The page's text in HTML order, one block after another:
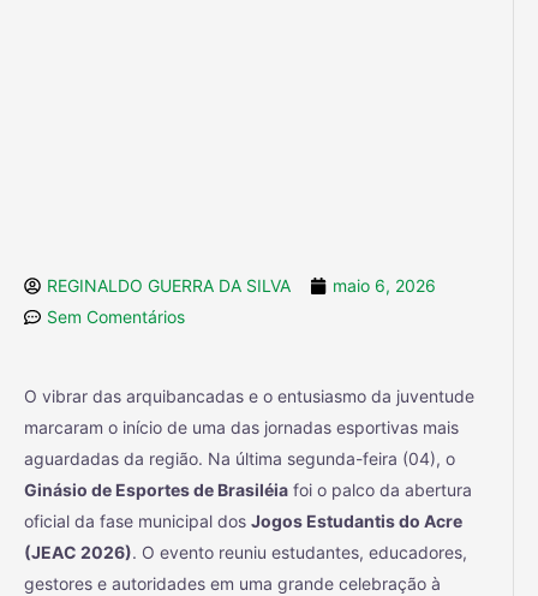
REGINALDO GUERRA DA SILVA
maio 6, 2026
Sem Comentários
O vibrar das arquibancadas e o entusiasmo da juventude
marcaram o início de uma das jornadas esportivas mais
aguardadas da região. Na última segunda-feira (04), o
Ginásio de Esportes de Brasiléia foi o palco da abertura
oficial da fase municipal dos Jogos Estudantis do Acre
(JEAC 2026). O evento reuniu estudantes, educadores,
gestores e autoridades em uma grande celebração à